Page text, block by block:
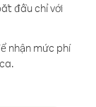
đầu chỉ với
nhận mức phí